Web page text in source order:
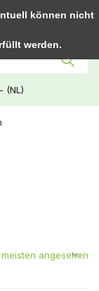
0
(NL)
können nicht
werden.